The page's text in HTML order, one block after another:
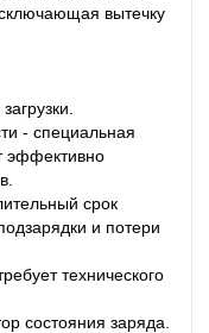
вытечку
- специальная
эффективно
срок
и потери
технического
состояния заряда.